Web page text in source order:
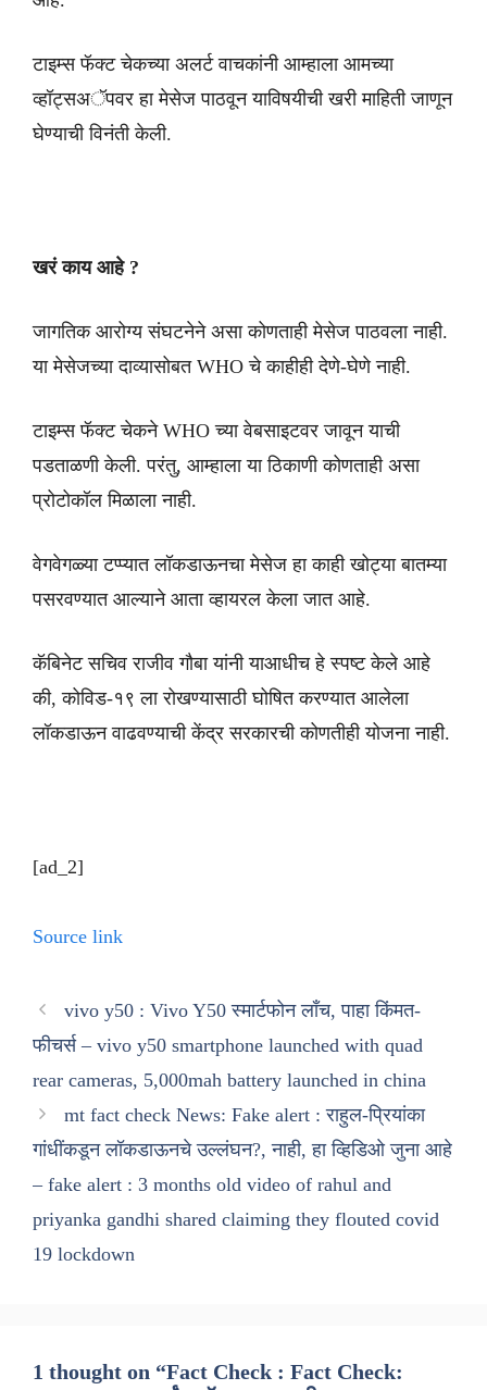
टाइम्स फॅक्ट चेकच्या अलर्ट वाचकांनी आम्हाला आमच्या
व्हॉट्सअॅपवर हा मेसेज पाठवून याविषयीची खरी माहिती जाणून
घेण्याची विनंती केली.
खरं काय आहे ?
जागतिक आरोग्य संघटनेने असा कोणताही मेसेज पाठवला नाही.
या मेसेजच्या दाव्यासोबत WHO चे काहीही देणे-घेणे नाही.
टाइम्स फॅक्ट चेकने WHO च्या वेबसाइटवर जावून याची
पडताळणी केली. परंतु, आम्हाला या ठिकाणी कोणताही असा
प्रोटोकॉल मिळाला नाही.
वेगवेगळ्या टप्प्यात लॉकडाऊनचा मेसेज हा काही खोट्या बातम्या
पसरवण्यात आल्याने आता व्हायरल केला जात आहे.
कॅबिनेट सचिव राजीव गौबा यांनी याआधीच हे स्पष्ट केले आहे
की, कोविड-१९ ला रोखण्यासाठी घोषित करण्यात आलेला
लॉकडाऊन वाढवण्याची केंद्र सरकारची कोणतीही योजना नाही.
[ad_2]
Source link
vivo y50 : Vivo Y50 स्मार्टफोन लाँच, पाहा किंमत-
फीचर्स – vivo y50 smartphone launched with quad
rear cameras, 5,000mah battery launched in china
mt fact check News: Fake alert : राहुल-प्रियांका
गांधींकडून लॉकडाऊनचे उल्लंघन?, नाही, हा व्हिडिओ जुना आहे
– fake alert : 3 months old video of rahul and
priyanka gandhi shared claiming they flouted covid
19 lockdown
1 thought on “Fact Check : Fact Check: